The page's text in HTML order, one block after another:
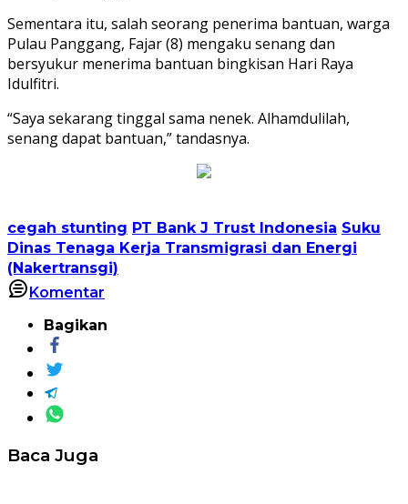
Sementara itu, salah seorang penerima bantuan, warga
Pulau Panggang, Fajar (8) mengaku senang dan
bersyukur menerima bantuan bingkisan Hari Raya
Idulfitri.
“Saya sekarang tinggal sama nenek. Alhamdulilah,
senang dapat bantuan,” tandasnya.
cegah stunting PT Bank J Trust Indonesia Suku
Dinas Tenaga Kerja Transmigrasi dan Energi
(Nakertransgi)
Komentar
Bagikan
Baca Juga